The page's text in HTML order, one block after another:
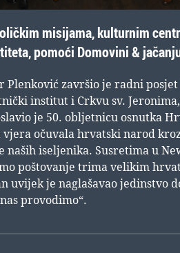
misijama, kulturnim
pomoći Domovini &
Plenković završio je radni posjet
institut i Crkvu sv. Jeronima,
je 50. obljetnicu osnutka
vjera očuvala hrvatski narod
naših iseljenika. Susretima u
poštovanje trima velikim
uvijek je naglašavao jedinstvo
provodimo“.